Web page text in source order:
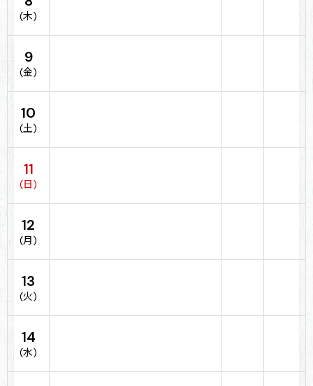
(木)
9
(金)
10
(土)
11
(日)
12
(月)
13
(火)
14
(水)